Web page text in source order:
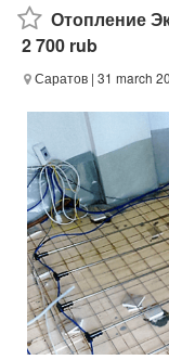
Отопление
2 700 rub
Саратов | 31 march